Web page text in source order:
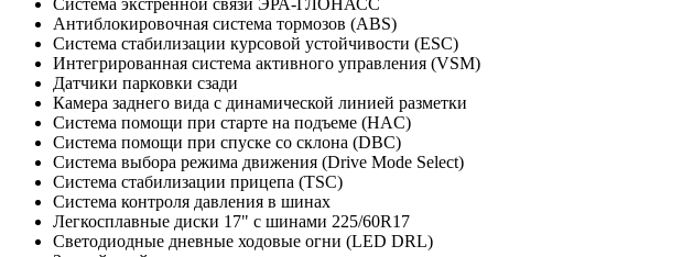
Антиблокировочная система тормозов (ABS)
Система стабилизации курсовой устойчивости (ESC)
Интегрированная система активного управления (VSM)
Датчики парковки сзади
Камера заднего вида с динамической линией разметки
Система помощи при старте на подъеме (HAC)
Система помощи при спуске со склона (DBC)
Система выбора режима движения (Drive Mode Select)
Система стабилизации прицепа (TSC)
Система контроля давления в шинах
Легкосплавные диски 17" с шинами 225/60R17
Светодиодные дневные ходовые огни (LED DRL)